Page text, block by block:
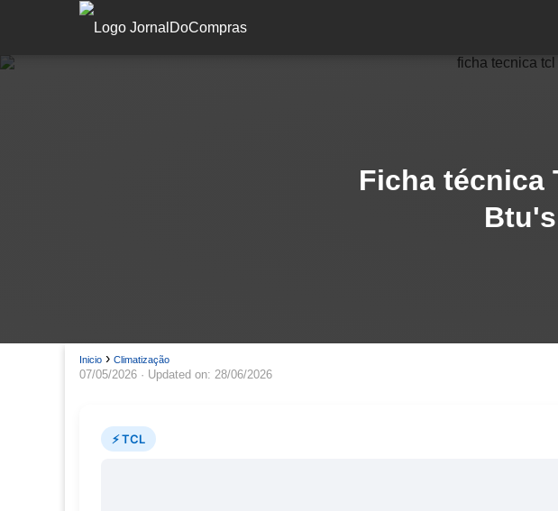
Ficha técnica
Inicio Climatização
07/05/2026 · Updated on: 28/06/2026
⚡ TCL